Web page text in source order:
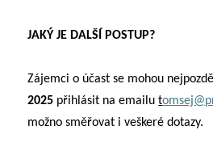
JAKÝ JE DALŠÍ POSTUP?
Zájemci o účast se mohou
2025 přihlásit na emailut
možno směřovat i veškeré dotazy.